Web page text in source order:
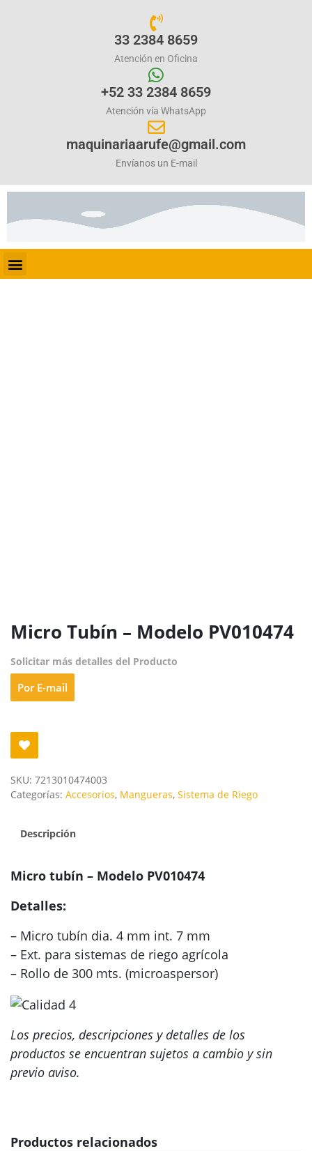
33 2384 8659
Atención en Oficina
+52 33 2384 8659
Atención vía WhatsApp
maquinariaarufe@gmail.com
Envíanos un E-mail
Micro Tubín – Modelo PV010474
Solicitar más detalles del Producto
Por E-mail
SKU: 7213010474003
Categorías: Accesorios, Mangueras, Sistema de Riego
Descripción
Micro tubín – Modelo PV010474
Detalles:
– Micro tubín dia. 4 mm int. 7 mm
– Ext. para sistemas de riego agrícola
– Rollo de 300 mts. (microaspersor)
Los precios, descripciones y detalles de los
productos se encuentran sujetos a cambio y sin
previo aviso.
Productos relacionados